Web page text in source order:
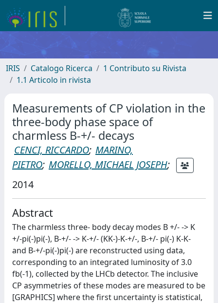
IRIS Catalogo Ricerca
1 Contributo su Rivista
1.1 Articolo in rivista
Measurements of CP violation in the
three-body phase space of
charmless B-+/- decays
CENCI, RICCARDO; MARINO,
PIETRO; MORELLO, MICHAEL JOSEPH;
2014
Abstract
The charmless three- body decay modes B +/- -> K
+/-pi(-)pi(-), B-+/- -> K-+/- (KK-)-K-+/-, B-+/- pi(-) K-K-
and B-+/-pi(-)pi(-) are reconstructed using data,
corresponding to an integrated luminosity of 3.0
fb(-1), collected by the LHCb detector. The inclusive
CP asymmetries of these modes are measured to be
[GRAPHICS] where the first uncertainty is statistical,